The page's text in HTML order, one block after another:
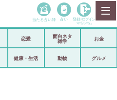
政治
当たる占い師 占い 登録• ログイン
マイルーム
恋愛
面白ネタ
雑学
お金
健康・生活 動物 グルメ